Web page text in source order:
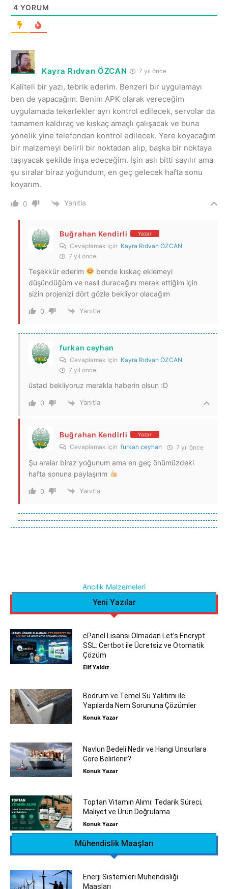
4 YORUM
Kayra Rıdvan ÖZCAN 7 yıl önce
Kaliteli bir yazı, tebrik ederim. Benzeri bir uygulamayı
ben de yapacağım. Benim APK olarak vereceğim
uygulamada tekerlekler ayrı kontrol edilecek, servolar da
tamamen kaldıraç ve kıskaç amaçlı çalışacak ve buna
yönelik yine telefondan kontrol edilecek. Yere koyacağım
bir malzemeyi belirli bir noktadan alıp, başka bir noktaya
taşıyacak şekilde inşa edeceğim. İşin aslı bitti sayılır ama
şu sıralar biraz yoğundum, en geç gelecek hafta sonu
koyarım.
0 Yanıtla
Buğrahan Kendirli Yazar
Cevaplamak için Kayra Rıdvan ÖZCAN
7 yıl önce
Teşekkür ederim
bende kıskaç eklemeyi
düşündüğüm ve nasıl duracağını merak ettiğim için
sizin projenizi dört gözle bekliyor olacağım
0 Yanıtla
furkan ceyhan
Cevaplamak için Kayra Rıdvan ÖZCAN
7 yıl önce
üstad bekliyoruz merakla haberin olsun :D
0 Yanıtla
Buğrahan Kendirli Yazar
Cevaplamak için furkan ceyhan 7 yıl önce
Şu aralar biraz yoğunum ama en geç önümüzdeki
hafta sonuna paylaşırım
0 Yanıtla
Arıcılık Malzemeleri
Yeni Yazılar
cPanel Lisansı Olmadan Let’s Encrypt
SSL: Certbot ile Ücretsiz ve Otomatik
Çözüm
Elif Yaldız
Bodrum ve Temel Su Yalıtımı ile
Yapılarda Nem Sorununa Çözümler
Konuk Yazar
Navlun Bedeli Nedir ve Hangi Unsurlara
Göre Belirlenir?
Konuk Yazar
Toptan Vitamin Alımı: Tedarik Süreci,
Maliyet ve Ürün Doğrulama
Konuk Yazar
Mühendislik Maaşları
Enerji Sistemleri Mühendisliği
Maaşları